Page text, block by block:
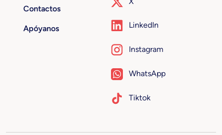
Contactos
Apóyanos LinkedIn
Instagram
WhatsApp
Tiktok